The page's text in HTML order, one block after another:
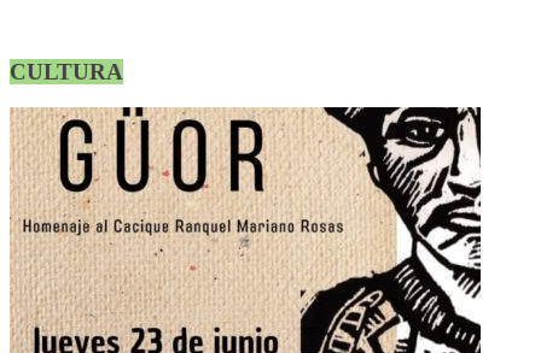
CULTURA